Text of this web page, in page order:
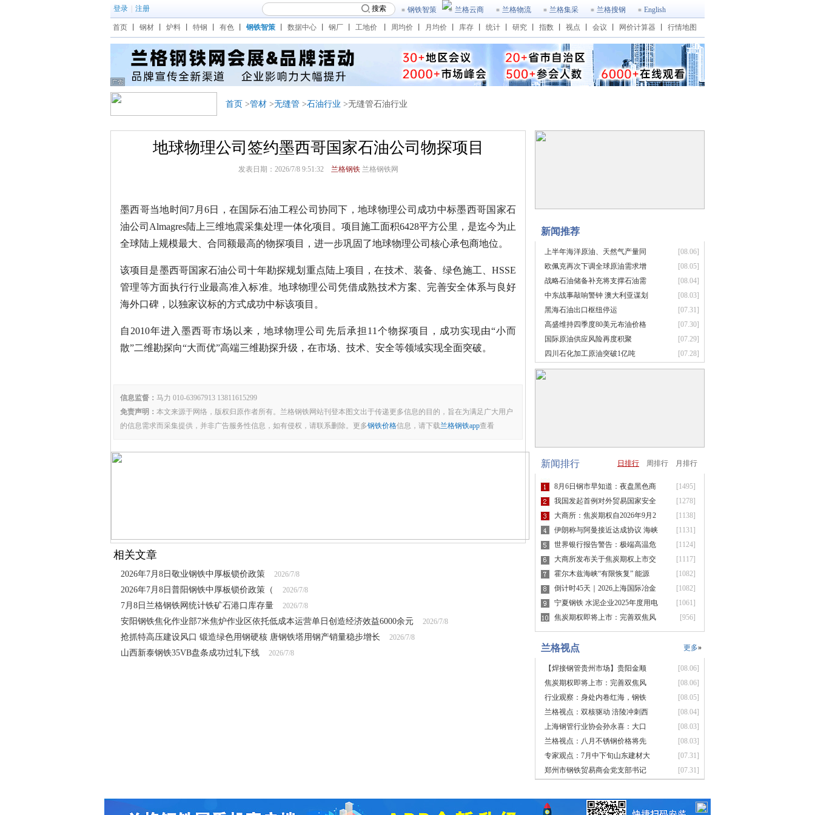
登录 注册 搜索 钢铁智策 兰格云商 兰格物流 兰格集采 兰格搜钢 English
首页 钢材 炉料 特钢 有色 钢铁智策 数据中心 钢厂 工地价 周均价 月均价 库存 统计 研究 指数 视点 会议 网价计算器 行情地图
首页 >管材 >无缝管 >石油行业 >无缝管石油行业
地球物理公司签约墨西哥国家石油公司物探项目
发表日期：2026/7/8 9:51:32兰格钢铁 兰格钢铁网
墨西哥当地时间7月6日，在国际石油工程公司协同下，地球物理公司成功中标墨西哥国家石
油公司Almagres陆上三维地震采集处理一体化项目。项目施工面积6428平方公里，是迄今为止
全球陆上规模最大、合同额最高的物探项目，进一步巩固了地球物理公司核心承包商地位。
该项目是墨西哥国家石油公司十年勘探规划重点陆上项目，在技术、装备、绿色施工、HSSE
管理等方面执行行业最高准入标准。地球物理公司凭借成熟技术方案、完善安全体系与良好
海外口碑，以独家议标的方式成功中标该项目。
自2010年进入墨西哥市场以来，地球物理公司先后承担11个物探项目，成功实现由“小而
散”二维勘探向“大而优”高端三维勘探升级，在市场、技术、安全等领域实现全面突破。
信息监督： 马力 010-63967913 13811615299
免责声明： 本文来源于网络，版权归原作者所有。兰格钢铁网站刊登本图文出于传递更多信息的目的，旨在为满足广大用户
的信息需求而采集提供，并非广告服务性信息，如有侵权，请联系删除。更多钢铁价格信息，请下载兰格钢铁app查看
相关文章
2026年7月8日敬业钢铁中厚板锁价政策 2026/7/8
2026年7月8日普阳钢铁中厚板锁价政策（ 2026/7/8
7月8日兰格钢铁网统计铁矿石港口库存量 2026/7/8
安阳钢铁焦化作业部7米焦炉作业区依托低成本运营单日创造经济效益6000余元 2026/7/8
抢抓特高压建设风口 锻造绿色用钢硬核 唐钢铁塔用钢产销量稳步增长 2026/7/8
山西新泰钢铁35VB盘条成功过轧下线 2026/7/8